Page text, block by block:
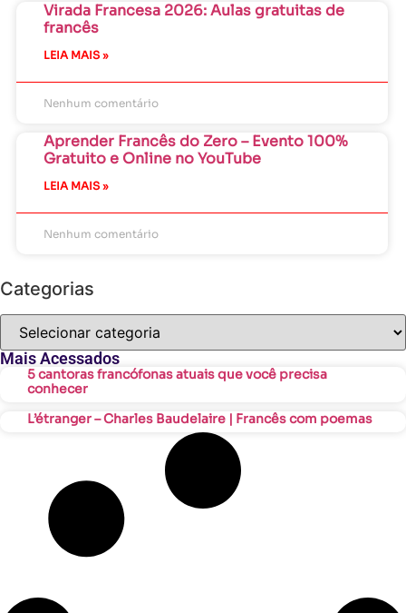
Virada Francesa 2026: Aulas gratuitas de
francês
LEIA MAIS »
Nenhum comentário
Aprender Francês do Zero – Evento 100%
Gratuito e Online no YouTube
LEIA MAIS »
Nenhum comentário
Categorias
Mais Acessados
5 cantoras francófonas atuais que você precisa
conhecer
L’étranger – Charles Baudelaire | Francês com poemas